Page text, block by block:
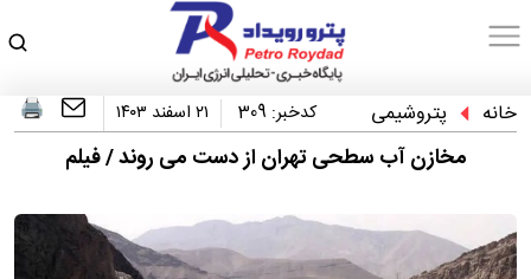
خانه پتروشیمی کدخبر: 309 ۲۱ اسفند ۱۴۰۳
مخازن آب سطحی تهران از دست می روند / فیلم